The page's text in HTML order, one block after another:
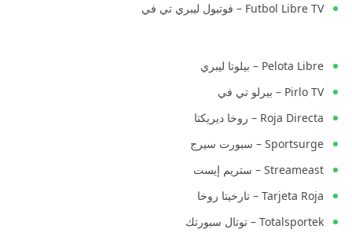
Futbol Libre TV – فوتبول ليبري تي في
Pelota Libre – بيلوتا ليبري
Pirlo TV – بيرلو تي في
Roja Directa – روخا ديريكتا
Sportsurge – سبورت سيرج
Streameast – ستريم إيست
Tarjeta Roja – تارخيتا روخا
Totalsportek – توتال سبورتك